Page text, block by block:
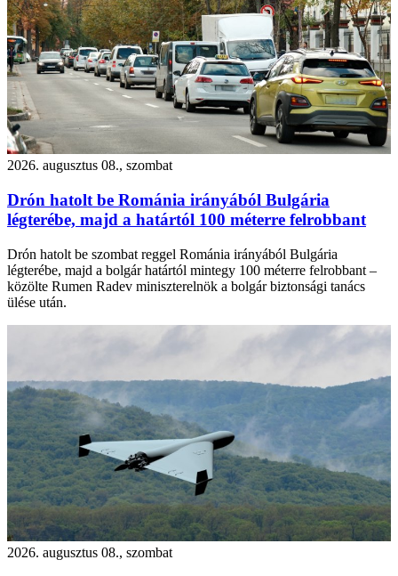
2026. augusztus 08., szombat
Drón hatolt be Románia irányából Bulgária
légterébe, majd a határtól 100 méterre felrobbant
Drón hatolt be szombat reggel Románia irányából Bulgária
légterébe, majd a bolgár határtól mintegy 100 méterre felrobbant –
közölte Rumen Radev miniszterelnök a bolgár biztonsági tanács
ülése után.
2026. augusztus 08., szombat